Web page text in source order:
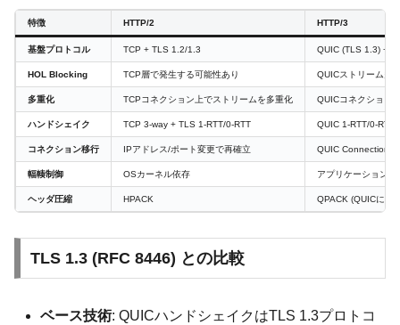
特徴 HTTP/2 HTTP/3
基盤プロトコル TCP + TLS 1.2/1.3 QUIC (TLS 1.3) +
HOL Blocking TCP層で発生する可能性あり QUICストリーム多
多重化 TCPコネクション上でストリームを多重化 QUICコネクション
ハンドシェイク TCP 3-way + TLS 1-RTT/0-RTT QUIC 1-RTT/0-RTT
コネクション移行 IPアドレス/ポート変更で再確立 QUIC Connection
輻輳制御 OSカーネル依存 アプリケーション
ヘッダ圧縮 HPACK QPACK (QUICに適
TLS 1.3 (RFC 8446) との比較
ベース技術: QUICハンドシェイクはTLS 1.3プロトコ